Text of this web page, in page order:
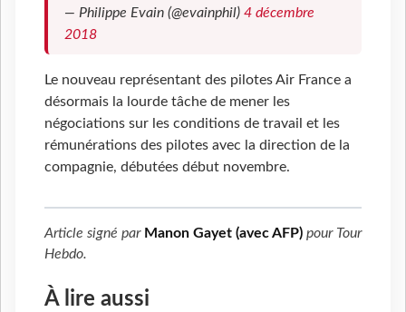
— Philippe Evain (@evainphil) 4 décembre
2018
Le nouveau représentant des pilotes Air France a
désormais la lourde tâche de mener les
négociations sur les conditions de travail et les
rémunérations des pilotes avec la direction de la
compagnie, débutées début novembre.
Article signé par Manon Gayet (avec AFP) pour Tour
Hebdo.
À lire aussi